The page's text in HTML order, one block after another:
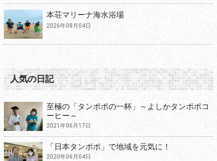
本荘マリーナ海水浴場
2026年08月04日
人気の日記
至極の「タンポポの一杯」～よしかタンポポコ
ーヒー～
2021年06月17日
「日本タンポポ」で地域を元気に！
2020年06月04日